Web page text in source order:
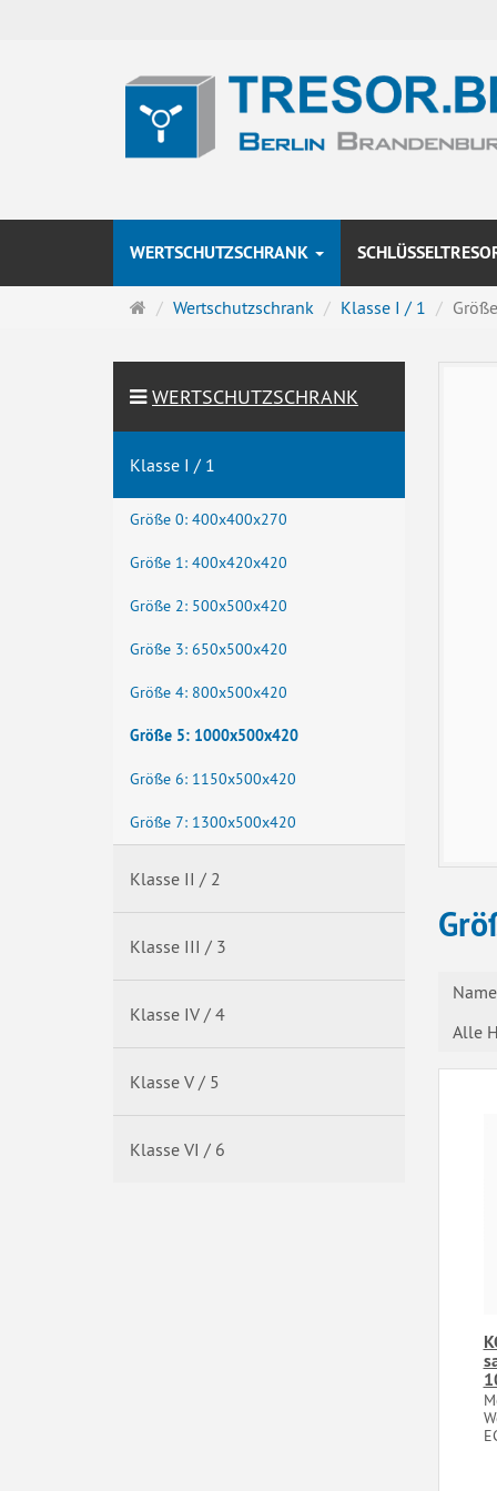
WERTSCHUTZSCHRANK
Startseite
Wertschutzschrank Klasse I / 1
Alle
WERTSCHUTZSCHRANK
Klasse I / 1
Größe 0: 400x400x270
Größe 1: 400x420x420
Größe 2: 500x500x420
Größe 3: 650x500x420
Größe 4: 800x500x420
Größe 5: 1000x500x420
Größe 6: 1150x500x420
Größe 7: 1300x500x420
Klasse II / 2
Klasse III / 3
Klasse IV / 4
Klasse V / 5
Klasse VI / 6